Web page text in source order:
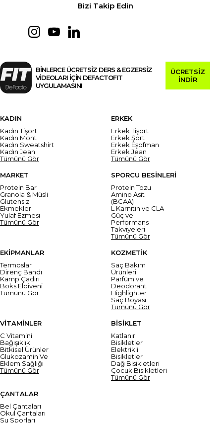
Bizi Takip Edin
BİNLERCE ÜCRETSİZ DERS & EGZERSİZ
VİDEOLARI İÇİN DEFACTOFIT
UYGULAMASINI
ÜCRETSİZ
İNDİR
KADIN
Kadın Tişört
Kadın Mont
Kadın Sweatshirt
Kadın Jean
Tümünü Gör
ERKEK
Erkek Tişört
Erkek Şort
Erkek Eşofman
Erkek Jean
Tümünü Gör
MARKET
Protein Bar
Granola & Müsli
Glutensiz
Ekmekler
Yulaf Ezmesi
Tümünü Gör
SPORCU BESİNLERİ
Protein Tozu
Amino Asit
(BCAA)
L Karnitin ve CLA
Güç ve
Performans
Takviyeleri
Tümünü Gör
EKİPMANLAR
Termoslar
Direnç Bandı
Kamp Çadırı
Boks Eldiveni
Tümünü Gör
KOZMETİK
Saç Bakım
Ürünleri
Parfüm ve
Deodorant
Highlighter
Saç Boyası
Tümünü Gör
VİTAMİNLER
C Vitamini
Bağışıklık
Bitkisel Ürünler
Glukozamin Ve
Eklem Sağlığı
Tümünü Gör
BİSİKLET
Katlanır
Bisikletler
Elektrikli
Bisikletler
Dağ Bisikletleri
Çocuk Bisikletleri
Tümünü Gör
ÇANTALAR
Bel Çantaları
Okul Çantaları
Su Sporları